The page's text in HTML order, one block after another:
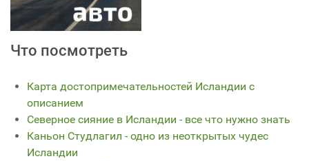
Что посмотреть
Карта достопримечательностей Исландии с
описанием
Северное сияние в Исландии - все что нужно знать
Каньон Студлагил - одно из неоткрытых чудес
Исландии